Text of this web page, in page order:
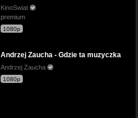
KinoSwiat
premium
1080p
Andrzej Zaucha - Gdzie ta muzyczka
Andrzej Zaucha
1080p